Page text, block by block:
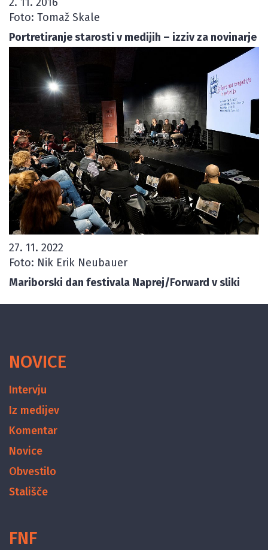
Foto: Tomaž Skale
Portretiranje starosti v medijih – izziv za novinarje
27. 11. 2022
Foto: Nik Erik Neubauer
Mariborski dan festivala Naprej/Forward v sliki
NOVICE
Intervju
Iz medijev
Komentar
Novice
Obvestilo
Stališče
FNF